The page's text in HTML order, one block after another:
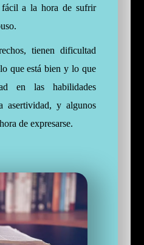
a la hora de sufrir
tienen dificultad
que está bien y lo que
en las habilidades
asertividad, y algunos
de expresarse.